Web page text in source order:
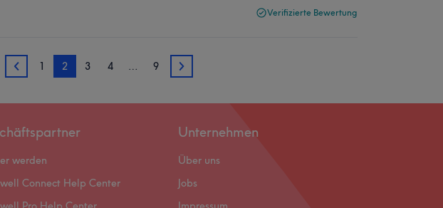
Verifizierte Bewertung
1 1 2 3 4 … 9 3
werden
Connect Help Center
Unternehmen
Über uns
Jobs